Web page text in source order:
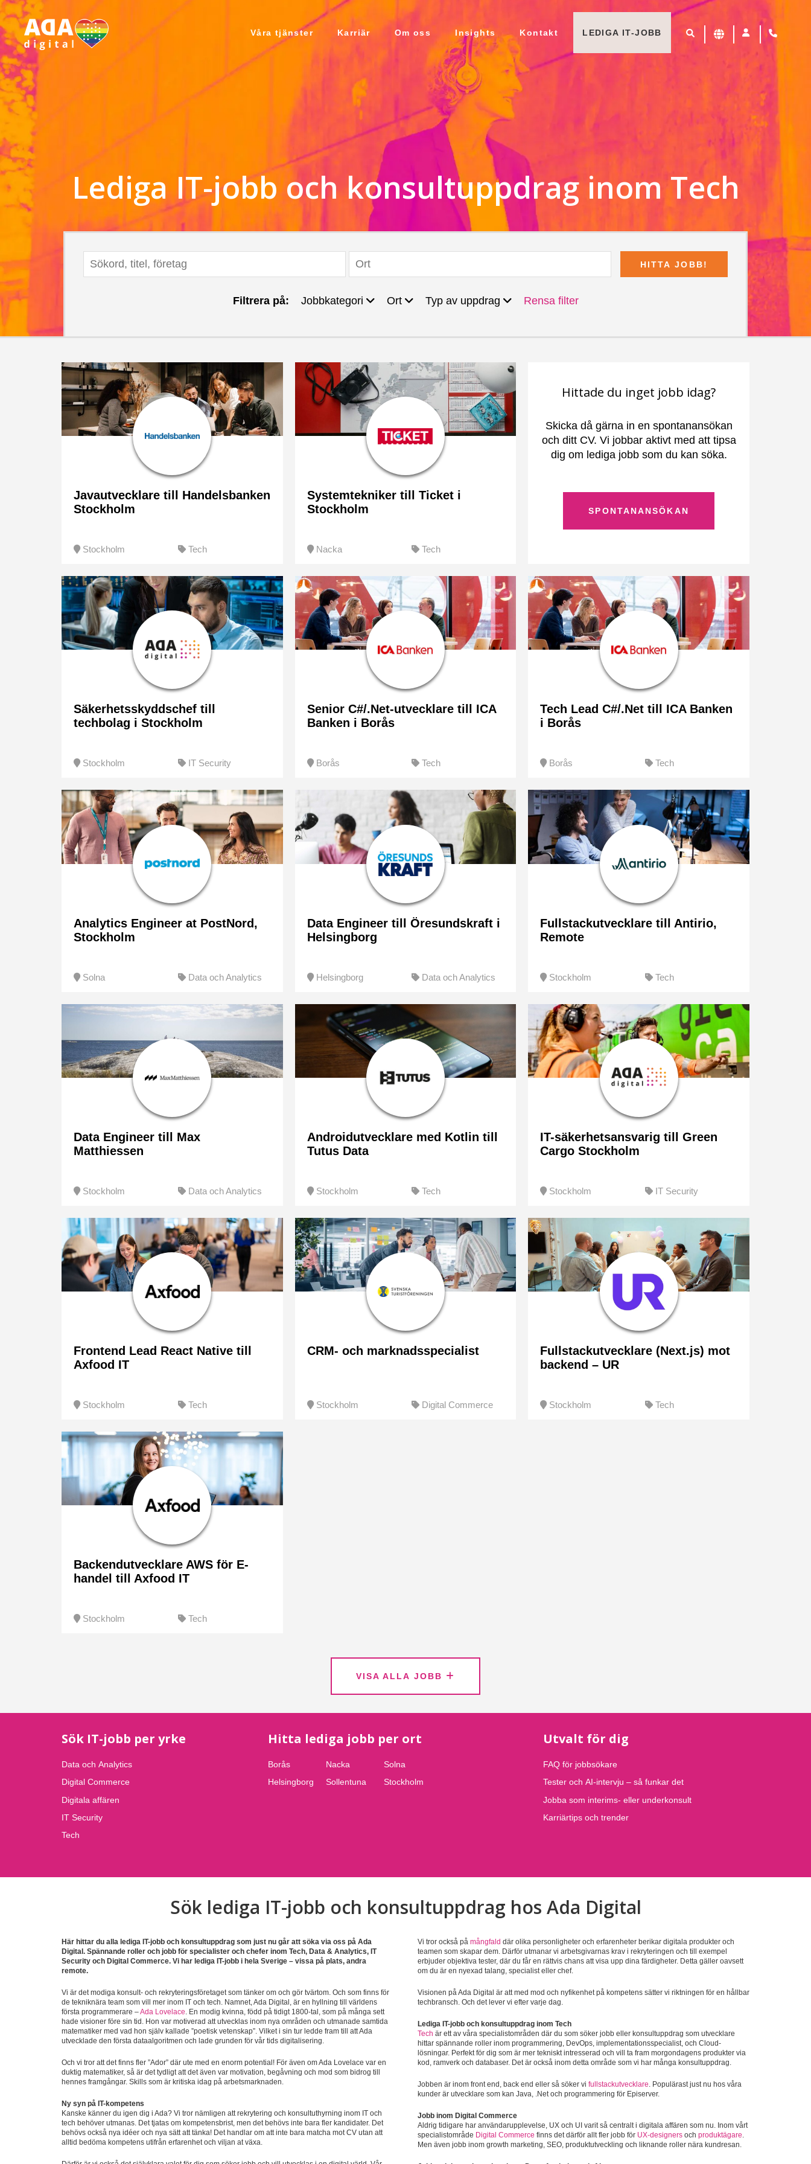
Våra tjänster Karriär Om oss Insights Kontakt LEDIGA IT-JOBB
Lediga IT-jobb och konsultuppdrag inom Tech
HITTA JOBB!
Filtrera på: Jobbkategori Ort Typ av uppdrag Rensa filter
Javautvecklare till Handelsbanken
Stockholm
Stockholm Tech
Systemtekniker till Ticket i
Stockholm
Nacka Tech
Hittade du inget jobb idag?
Skicka då gärna in en spontanansökan
och ditt CV. Vi jobbar aktivt med att tipsa
dig om lediga jobb som du kan söka.
SPONTANANSÖKAN
Säkerhetsskyddschef till
techbolag i Stockholm
Stockholm IT Security
Senior C#/.Net-utvecklare till ICA
Banken i Borås
Borås Tech
Tech Lead C#/.Net till ICA Banken
i Borås
Borås Tech
Analytics Engineer at PostNord,
Stockholm
Solna Data och Analytics
Data Engineer till Öresundskraft i
Helsingborg
Helsingborg Data och Analytics
Fullstackutvecklare till Antirio,
Remote
Stockholm Tech
Data Engineer till Max
Matthiessen
Stockholm Data och Analytics
Androidutvecklare med Kotlin till
Tutus Data
Stockholm Tech
IT-säkerhetsansvarig till Green
Cargo Stockholm
Stockholm IT Security
Frontend Lead React Native till
Axfood IT
Stockholm Tech
CRM- och marknadsspecialist
Stockholm Digital Commerce
Fullstackutvecklare (Next.js) mot
backend – UR
Stockholm Tech
Backendutvecklare AWS för E-
handel till Axfood IT
Stockholm Tech
VISA ALLA JOBB
Sök IT-jobb per yrke
Data och Analytics
Digital Commerce
Digitala affären
IT Security
Tech
Hitta lediga jobb per ort
Borås
Helsingborg
Nacka
Sollentuna
Solna
Stockholm
Utvalt för dig
FAQ för jobbsökare
Tester och AI-intervju – så funkar det
Jobba som interims- eller underkonsult
Karriärtips och trender
Sök lediga IT-jobb och konsultuppdrag hos Ada Digital
Här hittar du alla lediga IT-jobb och konsultuppdrag som just nu går att söka via oss på Ada
Digital. Spännande roller och jobb för specialister och chefer inom Tech, Data & Analytics, IT
Security och Digital Commerce. Vi har lediga IT-jobb i hela Sverige – vissa på plats, andra
remote.
Vi är det modiga konsult- och rekryteringsföretaget som tänker om och gör tvärtom. Och som finns för
de tekniknära team som vill mer inom IT och tech. Namnet, Ada Digital, är en hyllning till världens
första programmerare –Ada Lovelace. En modig kvinna, född på tidigt 1800-tal, som på många sett
hade visioner före sin tid. Hon var motiverad att utvecklas inom nya områden och utmanade samtida
matematiker med vad hon själv kallade ”poetisk vetenskap”. Vilket i sin tur ledde fram till att Ada
utvecklade den första dataalgoritmen och lade grunden för vår tids digitalisering.
Och vi tror att det finns fler ”Ador” där ute med en enorm potential! För även om Ada Lovelace var en
duktig matematiker, så är det tydligt att det även var motivation, begåvning och mod som bidrog till
hennes framgångar. Skills som är kritiska idag på arbetsmarknaden.
Ny syn på IT-kompetens
Kanske känner du igen dig i Ada? Vi tror nämligen att rekrytering och konsultuthyrning inom IT och
tech behöver utmanas. Det tjatas om kompetensbrist, men det behövs inte bara fler kandidater. Det
behövs också nya idéer och nya sätt att tänka! Det handlar om att inte bara matcha mot CV utan att
alltid bedöma kompetens utifrån erfarenhet och viljan at växa.
Vi tror också på mångfald där olika personligheter och erfarenheter berikar digitala produkter och
teamen som skapar dem. Därför utmanar vi arbetsgivarnas krav i rekryteringen och till exempel
erbjuder objektiva tester, där du får en rättvis chans att visa upp dina färdigheter. Detta gäller oavsett
om du är en nyexad talang, specialist eller chef.
Visionen på Ada Digital är att med mod och nyfikenhet på kompetens sätter vi riktningen för en hållbar
techbransch. Och det lever vi efter varje dag.
Lediga IT-jobb och konsultuppdrag inom Tech
Tech är ett av våra specialistområden där du som söker jobb eller konsultuppdrag som utvecklare
hittar spännande roller inom programmering, DevOps, implementationsspecialist, och Cloud-
lösningar. Perfekt för dig som är mer tekniskt intresserad och vill ta fram morgondagens produkter via
kod, ramverk och databaser. Det är också inom detta område som vi har många konsultuppdrag.
Jobben är inom front end, back end eller så söker vi fullstackutvecklare. Populärast just nu hos våra
kunder är utvecklare som kan Java, .Net och programmering för Episerver.
Jobb inom Digital Commerce
Aldrig tidigare har användarupplevelse, UX och UI varit så centralt i digitala affären som nu. Inom vårt
specialistområde Digital Commerce finns det därför allt fler jobb för UX-designers och produktägare.
Men även jobb inom growth marketing, SEO, produktutveckling och liknande roller nära kundresan.